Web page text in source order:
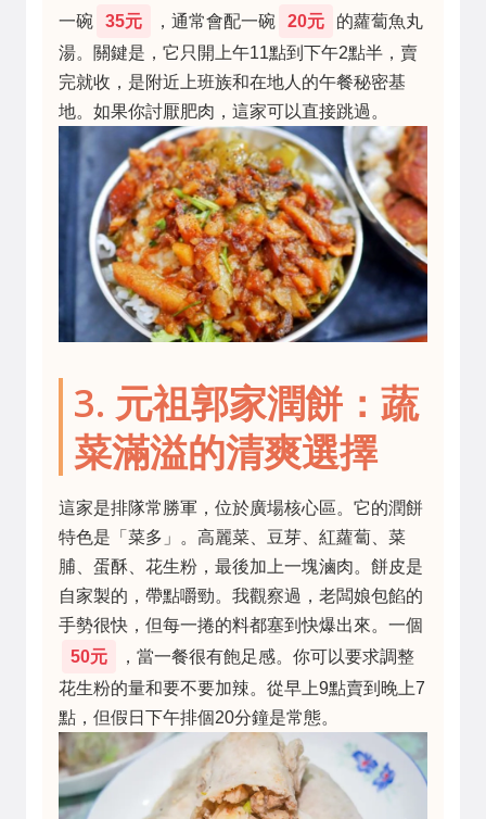
一碗
35元 ，通常會配一碗 20元
的蘿蔔魚丸
湯。關鍵是，它只開上午11點到下午2點半，賣
完就收，是附近上班族和在地人的午餐秘密基
地。如果你討厭肥肉，這家可以直接跳過。
3. 元祖郭家潤餅：蔬
菜滿溢的清爽選擇
這家是排隊常勝軍，位於廣場核心區。它的潤餅
特色是「菜多」。高麗菜、豆芽、紅蘿蔔、菜
脯、蛋酥、花生粉，最後加上一塊滷肉。餅皮是
自家製的，帶點嚼勁。我觀察過，老闆娘包餡的
手勢很快，但每一捲的料都塞到快爆出來。一個
50元
，當一餐很有飽足感。你可以要求調整
花生粉的量和要不要加辣。從早上9點賣到晚上7
點，但假日下午排個20分鐘是常態。